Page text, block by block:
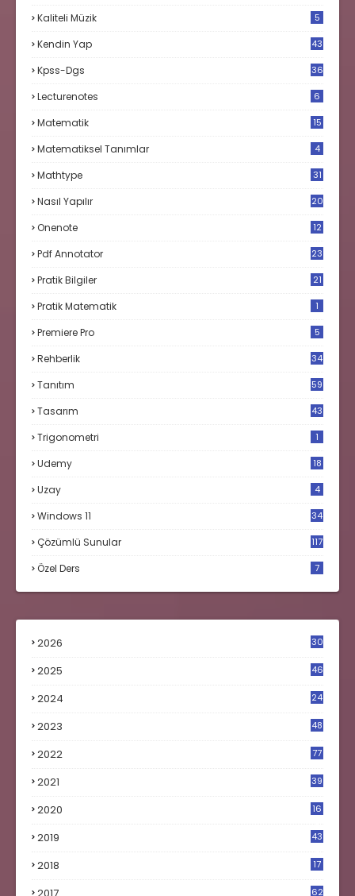
Kaliteli Müzik 5
Kendin Yap 43
Kpss-Dgs 36
Lecturenotes 6
Matematik
15
Matematiksel Tanımlar 4
Mathtype 31
Nasıl Yapılır 20
Onenote 12
Pdf Annotator 23
Pratik Bilgiler 21
Pratik Matematik 1
Premiere Pro 5
Rehberlik 34
Tanıtım 59
Tasarım 43
Trigonometri 1
Udemy 18
Uzay 4
Windows 11 34
Çözümlü Sunular 117
Özel Ders 7
2026 30
2025 46
2024 24
2023
48
2022 77
2021 39
2020
16
2019
43
2018
17
62